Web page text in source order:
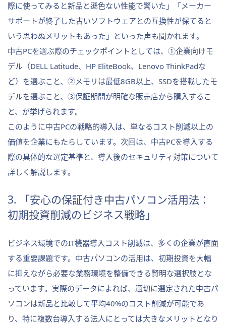
際に使ってみると新品と遜色ない性能で驚いた」「メーカー
サポートが終了した古いソフトウェアとの互換性が保てると
いう思わぬメリットもあった」といった声も聞かれます。
中古PCを選ぶ際のチェックポイントとしては、①企業向けモ
デル（DELL Latitude、HP EliteBook、Lenovo ThinkPadな
ど）を選ぶこと、②メモリは最低8GB以上、SSDを搭載したモ
デルを選ぶこと、③保証期間が明確な販売店から購入するこ
と、が挙げられます。
このように中古PCの戦略的導入は、単なるコスト削減以上の
価値を企業にもたらしています。次回は、中古PCを導入する
際の具体的な選定基準と、導入後のセキュリティ対策について
詳しく解説します。
3. 「安心の保証付き中古パソコン活用法：
初期投資削減のビジネス戦略」
ビジネス環境でのIT機器導入コスト削減は、多くの企業が直面
する重要課題です。中古パソコンの活用は、初期投資を大幅
に抑えながら必要な業務環境を整備できる賢明な選択肢とな
っています。実際のデータによれば、適切に選定された中古パ
ソコンは新品と比較して平均40%のコスト削減が可能であ
り、特に複数台導入する法人にとっては大きなメリットとなり